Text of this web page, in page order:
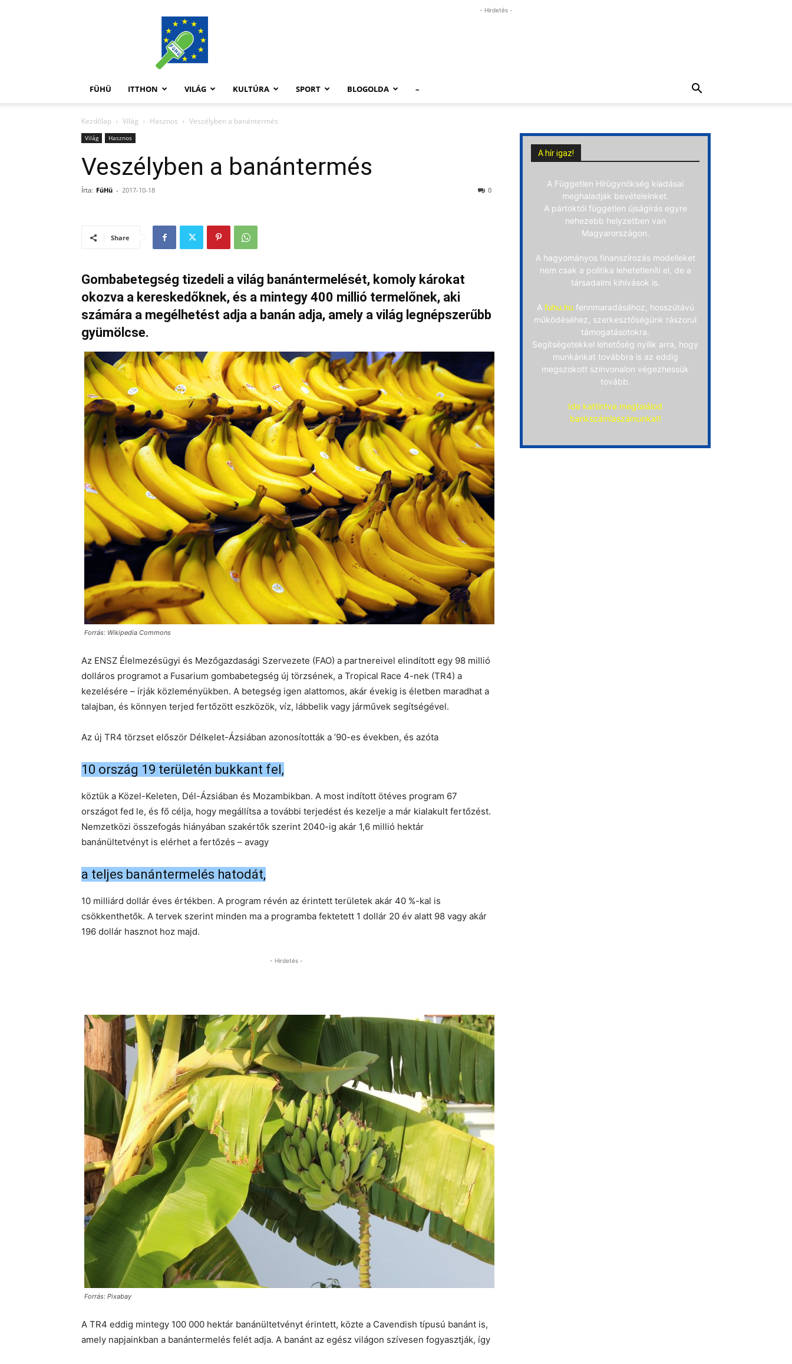
FüHü
- Hirdetés -
FÜHÜ ITTHON VILÁG KULTÚRA SPORT BLOGOLDA –
Kezdőlap Világ Hasznos Veszélyben a banántermés
Világ Hasznos
Veszélyben a banántermés
Írta: FüHü - 2017-10-18 0
Share
Gombabetegség tizedeli a világ banántermelését, komoly károkat
okozva a kereskedőknek, és a mintegy 400 millió termelőnek, aki
számára a megélhetést adja a banán adja, amely a világ legnépszerűbb
gyümölcse.
Forrás: Wikipedia Commons
Az ENSZ Élelmezésügyi és Mezőgazdasági Szervezete (FAO) a partnereivel elindított egy 98 millió
dolláros programot a Fusarium gombabetegség új törzsének, a Tropical Race 4-nek (TR4) a
kezelésére – írják közleményükben. A betegség igen alattomos, akár évekig is életben maradhat a
talajban, és könnyen terjed fertőzött eszközök, víz, lábbelik vagy járművek segítségével.
Az új TR4 törzset először Délkelet-Ázsiában azonosították a ’90-es években, és azóta
10 ország 19 területén bukkant fel,
köztük a Közel-Keleten, Dél-Ázsiában és Mozambikban. A most indított ötéves program 67
országot fed le, és fő célja, hogy megállítsa a további terjedést és kezelje a már kialakult fertőzést.
Nemzetközi összefogás hiányában szakértők szerint 2040-ig akár 1,6 millió hektár
banánültetvényt is elérhet a fertőzés – avagy
a teljes banántermelés hatodát,
10 milliárd dollár éves értékben. A program révén az érintett területek akár 40 %-kal is
csökkenthetők. A tervek szerint minden ma a programba fektetett 1 dollár 20 év alatt 98 vagy akár
196 dollár hasznot hoz majd.
- Hirdetés -
Forrás: Pixabay
A TR4 eddig mintegy 100 000 hektár banánültetvényt érintett, közte a Cavendish típusú banánt is,
amely napjainkban a banántermelés felét adja. A banánt az egész világon szívesen fogyasztják, így
A hír igaz!
A Független Hírügynökség kiadásai
meghaladják bevételeinket.
A pártoktól független újságírás egyre
nehezebb helyzetben van
Magyarországon.
A hagyományos finanszírozás modelleket
nem csak a politika lehetetleníti el, de a
társadalmi kihívások is.
A fuhu.hu fennmaradásához, hosszútávú
működéséhez, szerkesztőségünk rászorul
támogatásotokra.
Segítségetekkel lehetőség nyílik arra, hogy
munkánkat továbbra is az eddig
megszokott színvonalon végezhessük
tovább.
Ide kattintva megtalálod
bankszámlaszámunkat!